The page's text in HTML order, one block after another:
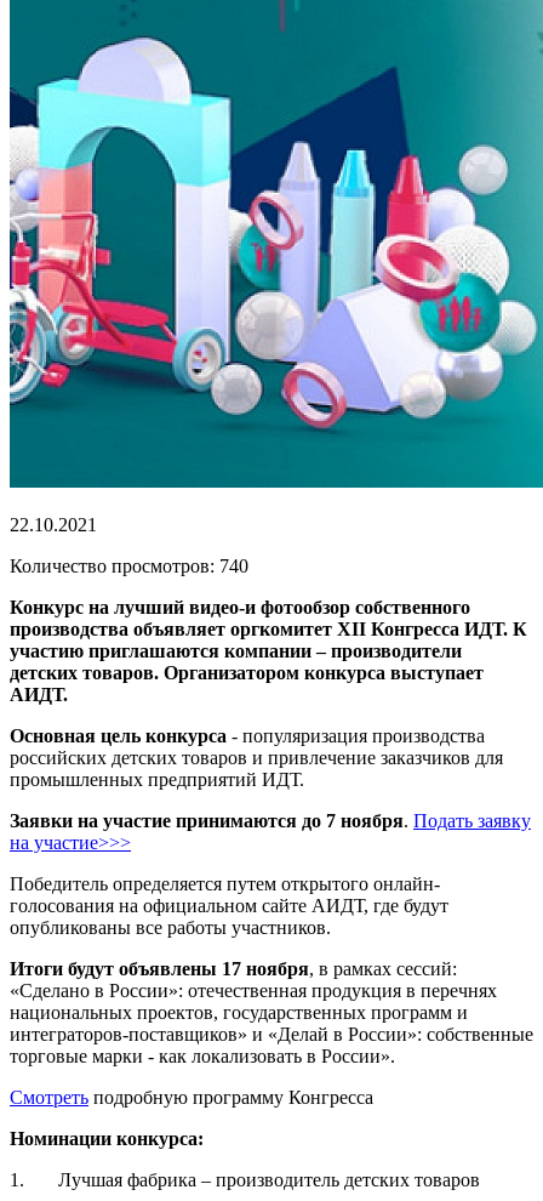
22.10.2021
Количество просмотров: 740
Конкурс на лучший видео-и фотообзор собственного
производства объявляет оргкомитет XII Конгресса ИДТ. К
участию приглашаются компании – производители
детских товаров. Организатором конкурса выступает
АИДТ.
Основная цель конкурса - популяризация производства
российских детских товаров и привлечение заказчиков для
промышленных предприятий ИДТ.
Заявки на участие принимаются до 7 ноября. Подать заявку
на участие>>>
Победитель определяется путем открытого онлайн-
голосования на официальном сайте АИДТ, где будут
опубликованы все работы участников.
Итоги будут объявлены 17 ноября, в рамках сессий:
«Сделано в России»: отечественная продукция в перечнях
национальных проектов, государственных программ и
интеграторов-поставщиков» и «Делай в России»: собственные
торговые марки - как локализовать в России».
Смотреть подробную программу Конгресса
Номинации конкурса:
1. Лучшая фабрика – производитель детских товаров